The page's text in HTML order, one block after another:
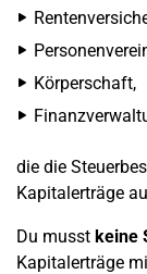
Körperschaft,
die die
Kapitalerträge
Du musst keine
Kapitalerträge